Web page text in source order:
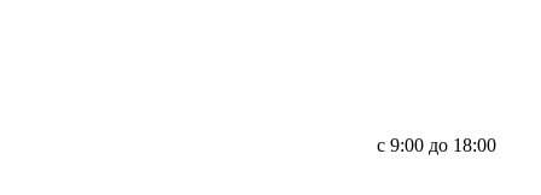
с 9:00 до 18:00